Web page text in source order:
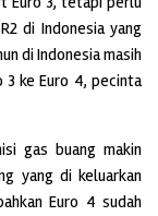
di Indonesia yang
di Indonesia masih
3 ke Euro 4, pecinta
gas buang makin
yang di keluarkan
Euro 4 sudah